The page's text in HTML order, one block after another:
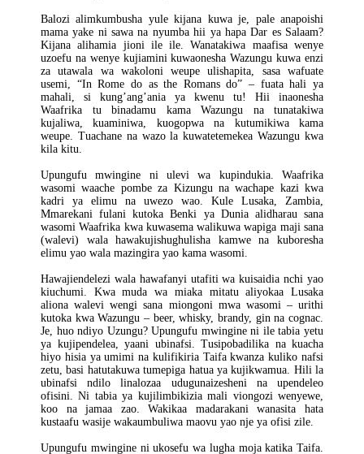
Balozi alimkumbusha yule kijana kuwa je, pale anapoishi
mama yake ni sawa na nyumba hii ya hapa Dar es Salaam?
Kijana alihamia jioni ile ile. Wanatakiwa maafisa wenye
uzoefu na wenye kujiamini kuwaonesha Wazungu kuwa enzi
za utawala wa wakoloni weupe ulishapita, sasa wafuate
usemi, “In Rome do as the Romans do” – fuata hali ya
mahali, si kung’ang’ania ya kwenu tu! Hii inaonesha
Waafrika tu binadamu kama Wazungu na tunatakiwa
kujaliwa, kuaminiwa, kuogopwa na kutumikiwa kama
weupe. Tuachane na wazo la kuwatetemekea Wazungu kwa
kila kitu.
Upungufu mwingine ni ulevi wa kupindukia. Waafrika
wasomi waache pombe za Kizungu na wachape kazi kwa
kadri ya elimu na uwezo wao. Kule Lusaka, Zambia,
Mmarekani fulani kutoka Benki ya Dunia alidharau sana
wasomi Waafrika kwa kuwasema walikuwa wapiga maji sana
(walevi) wala hawakujishughulisha kamwe na kuboresha
elimu yao wala mazingira yao kama wasomi.
Hawajiendelezi wala hawafanyi utafiti wa kuisaidia nchi yao
kiuchumi. Kwa muda wa miaka mitatu aliyokaa Lusaka
aliona walevi wengi sana miongoni mwa wasomi – urithi
kutoka kwa Wazungu – beer, whisky, brandy, gin na cognac.
Je, huo ndiyo Uzungu? Upungufu mwingine ni ile tabia yetu
ya kujipendelea, yaani ubinafsi. Tusipobadilika na kuacha
hiyo hisia ya umimi na kulifikiria Taifa kwanza kuliko nafsi
zetu, basi hatutakuwa tumepiga hatua ya kujikwamua. Hili la
ubinafsi ndilo linalozaa udugunaizesheni na upendeleo
ofisini. Ni tabia ya kujilimbikizia mali viongozi wenyewe,
koo na jamaa zao. Wakikaa madarakani wanasita hata
kustaafu wasije wakaumbuliwa maovu yao nje ya ofisi zile.
Upungufu mwingine ni ukosefu wa lugha moja katika Taifa.